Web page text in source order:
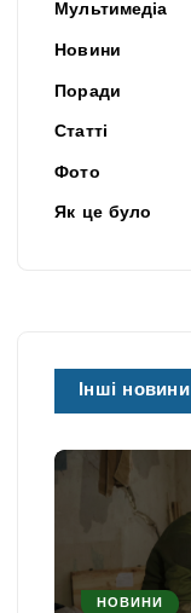
Мультимедіа
Новини
Поради
Статті
Фото
Як це було
Інші новини
НОВИНИ